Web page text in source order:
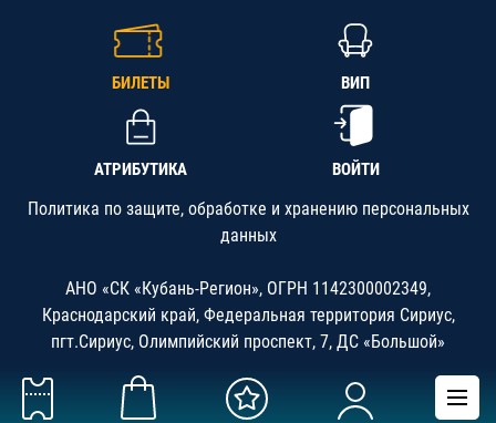
БИЛЕТЫ ВИП
АТРИБУТИКА ВОЙТИ
Политика по защите, обработке и хранению персональных
данных
АНО «СК «Кубань-Регион», ОГРН 1142300002349,
Краснодарский край, Федеральная территория Сириус,
пгт.Сириус, Олимпийский проспект, 7, ДС «Большой»